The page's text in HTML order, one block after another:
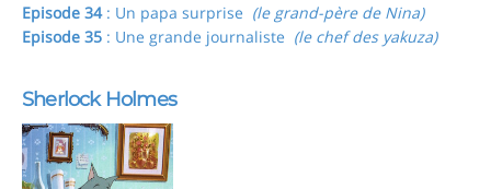
Episode 34: Un papa surprise (le grand-père de Nina)
Episode 35 : Une grande journaliste (le chef des yakuza)
Sherlock Holmes